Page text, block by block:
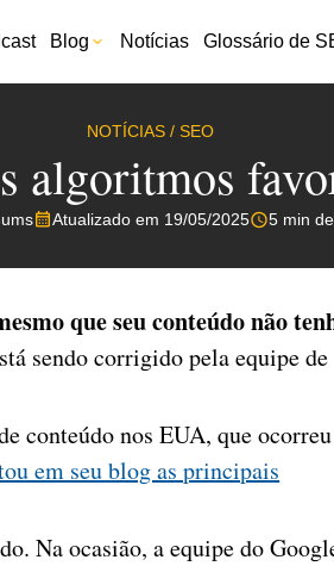
Blog Notícias Glossário de
NOTÍCIAS/ SEO
algoritmos
Atualizado em 19/05/2025 5 min
que seu conteúdo não
sendo corrigido pela equipe de
conteúdo nos EUA, que
em seu blog as principais
Na ocasião, a equipe do